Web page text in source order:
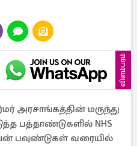
விளம்பரம்
அரசாங்கத்தின் மருந்து
பத்தாண்டுகளில் NHS
பவுண்டுகள் வரையில்